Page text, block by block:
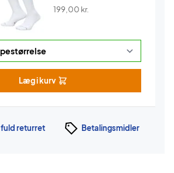
199,00 kr.
Læg i kurv
fuld returret Betalingsmidler